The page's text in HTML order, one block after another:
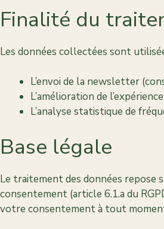
Finalité du
Les données collectées sont
L’envoi de la newsletter
L’amélioration de
L’analyse statistique de
Base légale
Le traitement des données repose
consentement (article 6.1.a du
votre consentement à tout